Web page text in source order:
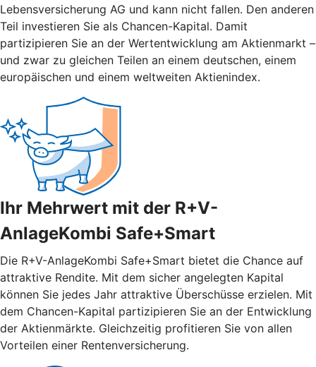
Lebensversicherung AG und kann nicht fallen. Den anderen
Teil investieren Sie als Chancen-Kapital. Damit
partizipieren Sie an der Wertentwicklung am Aktienmarkt –
und zwar zu gleichen Teilen an einem deutschen, einem
europäischen und einem weltweiten Aktienindex.
Ihr Mehrwert mit der R+V-
AnlageKombi Safe+Smart
Die R+V-AnlageKombi Safe+Smart bietet die Chance auf
attraktive Rendite. Mit dem sicher angelegten Kapital
können Sie jedes Jahr attraktive Überschüsse erzielen. Mit
dem Chancen-Kapital partizipieren Sie an der Entwicklung
der Aktienmärkte. Gleichzeitig profitieren Sie von allen
Vorteilen einer Rentenversicherung.